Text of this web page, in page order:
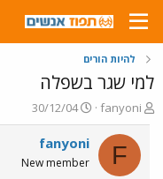
להיות הורים
למי שגר בשפלה
פ
ו
ת
ח
ה
fanyoni
פ
ו
ר
ס
ם
30/12/04
F
fanyoni
New member